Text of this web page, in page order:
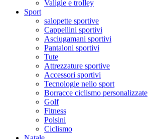
Valigie e trolley
Sport
salopette sportive
Cappellini sportivi
Asciugamani sportivi
Pantaloni sportivi
Tute
Attrezzature sportive
Accessori sportivi
Tecnologie nello sport
Borracce ciclismo personalizzate
Golf
Fitness
Polsini
Ciclismo